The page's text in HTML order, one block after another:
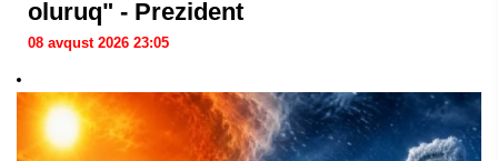
oluruq" - Prezident
08 avqust 2026 23:05